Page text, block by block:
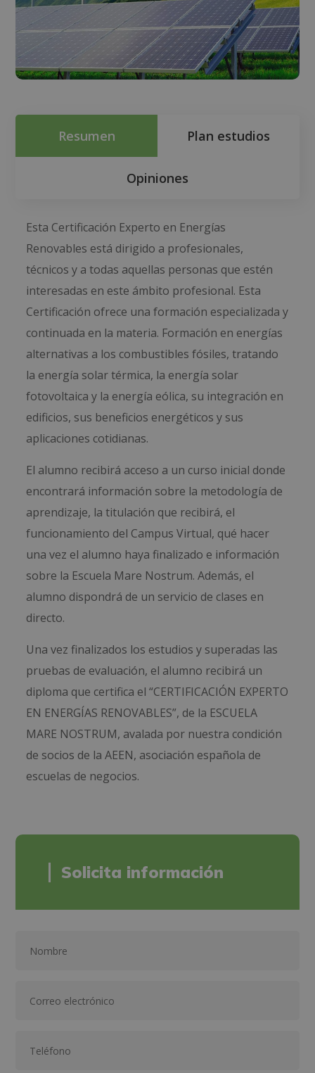
Resumen Plan estudios
Opiniones
Esta Certificación Experto en Energías
Renovables está dirigido a profesionales,
técnicos y a todas aquellas personas que estén
interesadas en este ámbito profesional. Esta
Certificación ofrece una formación especializada y
continuada en la materia. Formación en energías
alternativas a los combustibles fósiles, tratando
la energía solar térmica, la energía solar
fotovoltaica y la energía eólica, su integración en
edificios, sus beneficios energéticos y sus
aplicaciones cotidianas.
El alumno recibirá acceso a un curso inicial donde
encontrará información sobre la metodología de
aprendizaje, la titulación que recibirá, el
funcionamiento del Campus Virtual, qué hacer
una vez el alumno haya finalizado e información
sobre la Escuela Mare Nostrum. Además, el
alumno dispondrá de un servicio de clases en
directo.
Una vez finalizados los estudios y superadas las
pruebas de evaluación, el alumno recibirá un
diploma que certifica el “CERTIFICACIÓN EXPERTO
EN ENERGÍAS RENOVABLES”, de la ESCUELA
MARE NOSTRUM, avalada por nuestra condición
de socios de la AEEN, asociación española de
escuelas de negocios.
Solicita información